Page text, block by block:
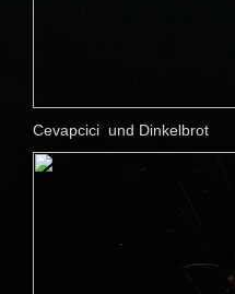
Cevapcici und Dinkelbrot